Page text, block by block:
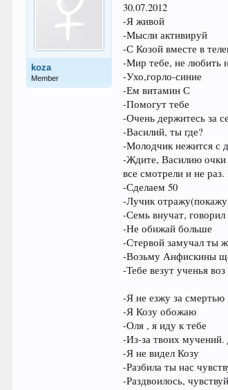
koza
Member
30.07.2012
-Я живой
-Мысли активируй
-С Козой вместе в
-Мир тебе, не любить
-Ухо,горло-синие
-Ем витамин С
-Помогут тебе
-Очень держитесь за
-Василий, ты где?
-Молодчик нежится с
-Ждите, Василию очки
все смотрели и не
-Сделаем 50
-Лучик
-Семь внучат, говорил
-Не обижай больше
-Стервой замучал ты
-Возьму Анфискины
-Тебе везут ученья воз
-Я не езжу за смертью
-Я Козу обожаю
-Оля , я иду к тебе
-Из-за твоих
-Я не видел Козу
-Разбила ты нас
-Раздвоилось,